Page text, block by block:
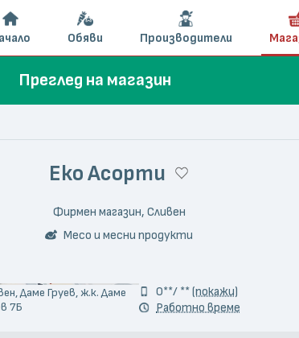
Преглед на магазин
Еко Асорти
Фирмен магазин, Сливен
Месо и месни продукти
Даме Груев, ж.к. Даме
7Б
0**/ **(покажи)
Работно време
Обяви Производители